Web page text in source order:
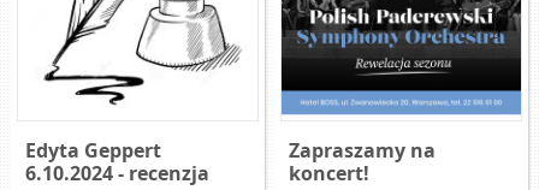
Edyta Geppert
6.10.2024 - recenzja
Zapraszamy na
koncert!